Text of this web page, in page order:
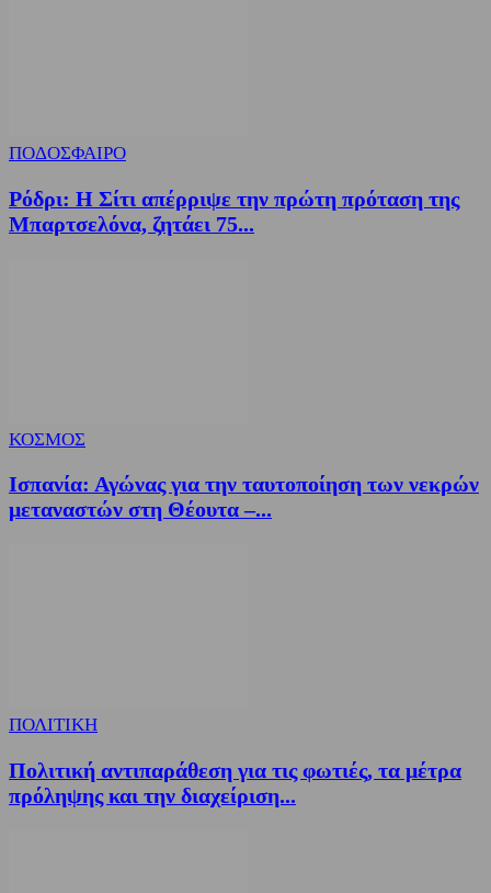
ΠΟΔΟΣΦΑΙΡΟ
Ρόδρι: Η Σίτι απέρριψε την πρώτη πρόταση της
Μπαρτσελόνα, ζητάει 75...
ΚΟΣΜΟΣ
Ισπανία: Αγώνας για την ταυτοποίηση των νεκρών
μεταναστών στη Θέουτα –...
ΠΟΛΙΤΙΚΗ
Πολιτική αντιπαράθεση για τις φωτιές, τα μέτρα
πρόληψης και την διαχείριση...